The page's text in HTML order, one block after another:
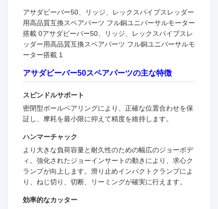
アサダビーバー50、リッジ、レックスパイプスレッダー
用高品質互換スペアパーツ フル銅ユニバーサルモーター
搭載 0アサダビーバー50、リッジ、レックスパイプスレ
ッダー用高品質互換スペアパーツ フル銅ユニバーサルモ
ーター搭載 1
アサダビーバー50スペアパーツの主な特徴
スピンドルサポート
密閉型ボールベアリングにより、正確な位置合わせを保
証し、摩耗を最小限に抑えて精度を維持します。
ハンマーチャック
より大きな負荷容量と耐久性のための幅広のジョーボデ
ィ。強化されたジョーインサートの動きにより、求心ク
ランプが向上します。滑り止めインパクトクランプによ
り、ねじ切り、切断、リーミングが確実に行えます。
効率的なカッター